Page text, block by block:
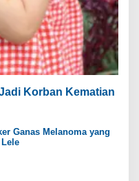
Korban Kematian
Ganas Melanoma yang